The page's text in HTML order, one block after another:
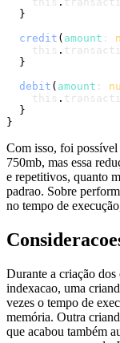
  }
credit ( amount :
this .
  }
debit ( amount :
this .
  }
Com isso, foi
750mb, mas essa
e repetitivos, quanto
padrao. Sobre
no tempo de
Durante a criação
indexacao, uma
vezes o tempo de
memória. Outra
que acabou também